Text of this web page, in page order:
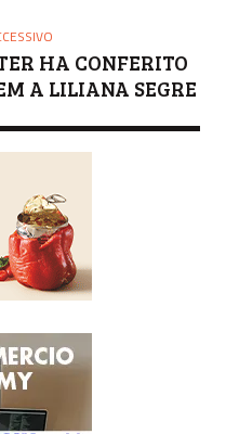
HA CONFERITO
A LILIANA SEGRE